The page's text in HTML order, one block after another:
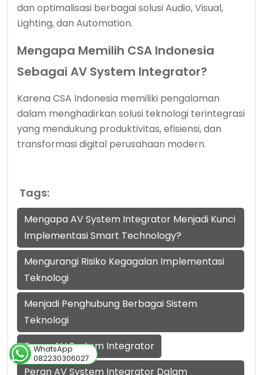
WhatsApp
082230306027
dan optimalisasi berbagai solusi Audio, Visual,
Lighting, dan Automation.
Mengapa Memilih CSA Indonesia
Sebagai AV System Integrator?
Karena CSA Indonesia memiliki pengalaman
dalam menghadirkan solusi teknologi terintegrasi
yang mendukung produktivitas, efisiensi, dan
transformasi digital perusahaan modern.
Tags:
Mengapa AV System Integrator Menjadi Kunci
Implementasi Smart Technology?
Mengurangi Risiko Kegagalan Implementasi
Teknologi
Menjadi Penghubung Berbagai Sistem
Teknologi
Peran AV System Integrator
Peran AV System Integrator Dalam